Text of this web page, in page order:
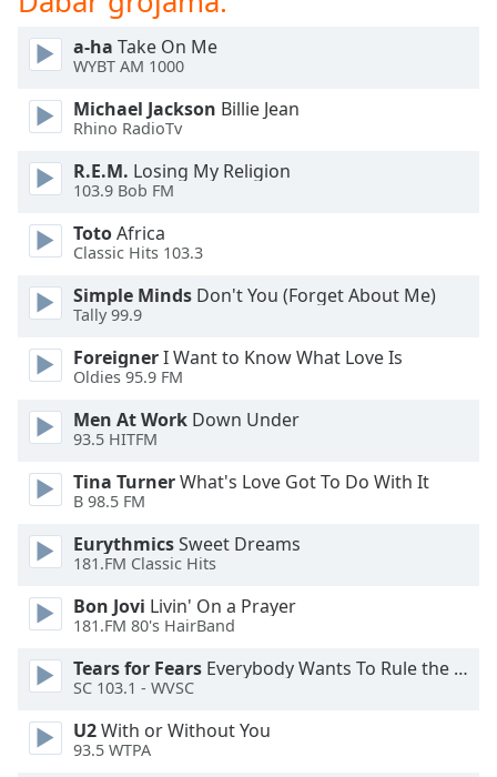
window.
cancel
close
window.
Color
Opacity
Color
Opacity
Caption
Area
Background
Color
Opacity
a-ha Take On Me
WYBT AM 1000
Michael Jackson Billie Jean
Rhino RadioTv
R.E.M. Losing My Religion
103.9 Bob FM
TotoAfrica
Classic Hits 103.3
Simple Minds Don't You (Forget About Me)
Tally 99.9
ForeignerI Want to Know What Love Is
Oldies 95.9 FM
Men At Work Down Under
93.5 HITFM
Tina TurnerWhat's Love Got To Do With It
B 98.5 FM
EurythmicsSweet Dreams
181.FM Classic Hits
Bon Jovi Livin' On a Prayer
181.FM 80's HairBand
Tears for Fears Everybody Wants To Rule the World
SC 103.1 - WVSC
U2With or Without You
93.5 WTPA